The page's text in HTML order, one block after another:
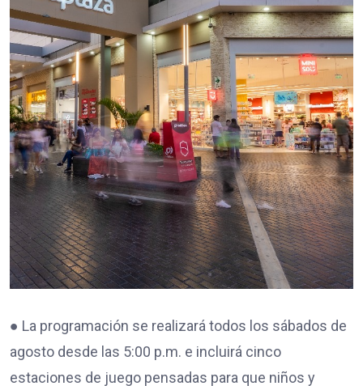
● La programación se realizará todos los sábados de
agosto desde las 5:00 p.m. e incluirá cinco
estaciones de juego pensadas para que niños y